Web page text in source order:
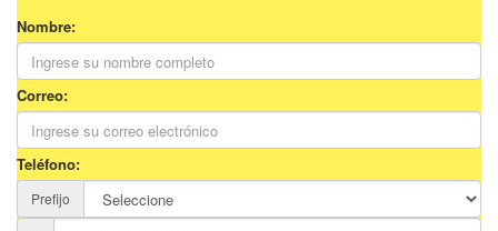
Nombre:
Correo:
Teléfono:
Prefijo